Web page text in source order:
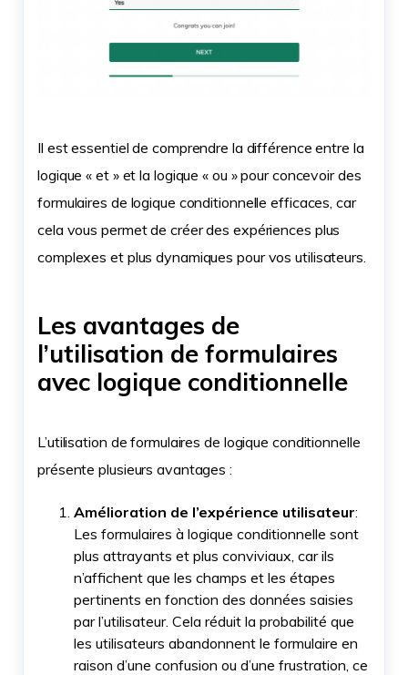
Il est essentiel de comprendre la différence entre la
logique « et » et la logique « ou » pour concevoir des
formulaires de logique conditionnelle efficaces, car
cela vous permet de créer des expériences plus
complexes et plus dynamiques pour vos utilisateurs.
Les avantages de
l’utilisation de formulaires
avec logique conditionnelle
L’utilisation de formulaires de logique conditionnelle
présente plusieurs avantages :
Amélioration de l’expérience utilisateur:
Les formulaires à logique conditionnelle sont
plus attrayants et plus conviviaux, car ils
n’affichent que les champs et les étapes
pertinents en fonction des données saisies
par l’utilisateur. Cela réduit la probabilité que
les utilisateurs abandonnent le formulaire en
raison d’une confusion ou d’une frustration, ce